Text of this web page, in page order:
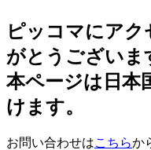
ピッコマにアク
がとうございま
本ページは日本
けます。
お問い合わせはこちらか